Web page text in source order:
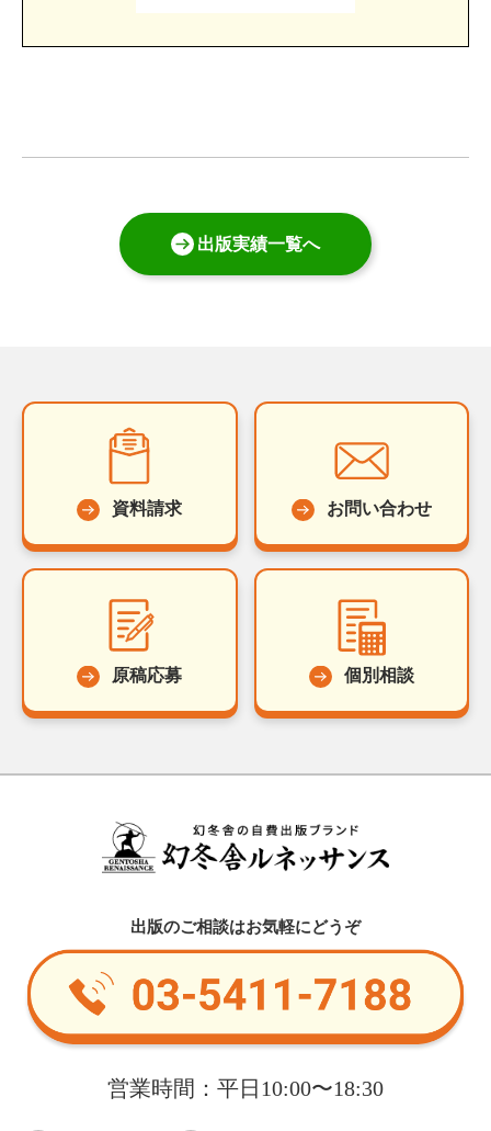
出版実績一覧へ
資料請求 お問い合わせ
原稿応募 個別相談
出版のご相談はお気軽にどうぞ
営業時間：平日10:00〜18:30